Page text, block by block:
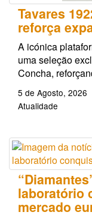
Tavares
reforça
A icónica
uma seleção
Concha,
5 de Agosto, 2026
Atualidade
laboratório
mercado